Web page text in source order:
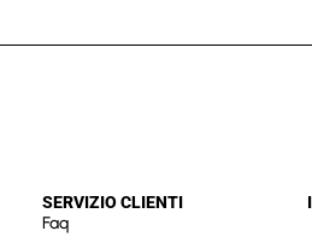
SERVIZIO CLIENTI
Faq